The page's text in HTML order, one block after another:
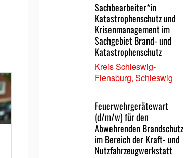
Sachbearbeiter*in
Katastrophenschutz und
Krisenmanagement im
Sachgebiet Brand- und
Katastrophenschutz
Kreis Schleswig-
Flensburg, Schleswig
Feuerwehrgerätewart
(d/m/w) für den
Abwehrenden Brandschutz
im Bereich der Kraft- und
Nutzfahrzeugwerkstatt